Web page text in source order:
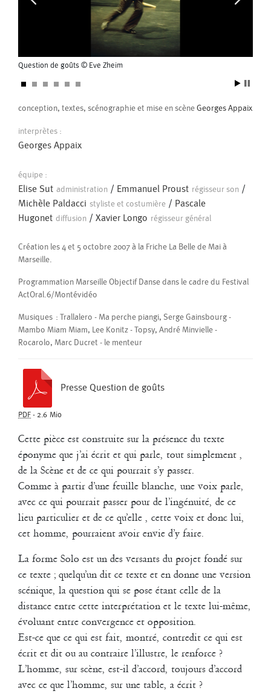
Muriel Corbel
Pascal Gobin
Pascale Cherblanc Pascale Luce
Pascale Paoli
Romain Bertet
Sabine Macher
Séverine Bauvais
Valérie Brau-Antony
Question de goûts © Eve Zheim
conception, textes, scénographie et mise en scène Georges Appaix
interprètes :
Georges Appaix
équipe :
Elise Sut administration / Emmanuel Proust régisseur son /
Michèle Paldacci styliste et costumière / Pascale
Hugonet diffusion / Xavier Longo régisseur général
Création les 4 et 5 octobre 2007 à la Friche La Belle de Mai à
Marseille.
Programmation Marseille Objectif Danse dans le cadre du Festival
ActOral.6/Montévidéo
Musiques : Trallalero - Ma perche piangi, Serge Gainsbourg -
Mambo Miam Miam, Lee Konitz - Topsy, André Minvielle -
Rocarolo, Marc Ducret - le menteur
Presse Question de goûts
PDF - 2.6 Mio
Cette pièce est construite sur la présence du texte
éponyme que j’ai écrit et qui parle, tout simplement ,
de la Scène et de ce qui pourrait s’y passer.
Comme à partir d’une feuille blanche, une voix parle,
avec ce qui pourrait passer pour de l’ingénuité, de ce
lieu particulier et de ce qu’elle , cette voix et donc lui,
cet homme, pourraient avoir envie d’y faire.
La forme Solo est un des versants du projet fondé sur
ce texte ; quelqu’un dit ce texte et en donne une version
scénique, la question qui se pose étant celle de la
distance entre cette interprétation et le texte lui-même,
évoluant entre convergence et opposition.
Est-ce que ce qui est fait, montré, contredit ce qui est
écrit et dit ou au contraire l’illustre, le renforce ?
L’homme, sur scène, est-il d’accord, toujours d’accord
avec ce que l’homme, sur une table, a écrit ?
commande du Ballet d’Europe dirigé par Jean-Charles Gil
Si, par hasard, en chemin, tu rencontres un nid
d’oiseau…
Paroles, au Théâtre Athénor de St-Nazaire (production Corps à
sons)
Pentatonique
Jean-Paul Bourel
Création au Théâtre Garonne
Durée : environ 40 mn
Pentatonique MP4- 20.4 Mio
Cinq interprètes.
Ils ont en commun une expérience respectable de la scène et ont
collaboré fréquemment à mes petites tentatives ; souvent aux
mêmes d’ailleurs.